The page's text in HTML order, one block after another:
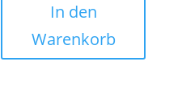
In den
Warenkorb